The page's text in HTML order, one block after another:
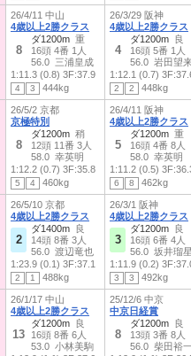
26/4/11 中山
4歳以上2勝クラス
8
ダ1200m 重
16頭 4番 1人
56.0 三浦皇成
1:11.3 (0.8) 3F:37.9
4 3 444kg
26/3/29 阪神
4歳以上2勝クラス
4
ダ1200m 良
16頭 5番 1人
56.0 岩田望
1:12.1 (0.7)
2 2 448kg
26/5/2 京都
京極特別
8
ダ1200m 稍
12頭 11番 3人
58.0 幸英明
1:12.2 (0.7) 3F:35.8
5 4 460kg
26/4/11 阪神
4歳以上2勝クラス
5
ダ1200m 重
16頭 4番 8人
58.0 幸英明
1:11.2 (0.5)
6 8 462kg
26/5/10 京都
4歳以上2勝クラス
2
ダ1400m 良
14頭 8番 3人
56.0 渡辺竜也
1:23.9 (0.1) 3F:37.1
2 1 488kg
26/3/1 阪神
4歳以上2勝クラス
3
ダ1200m 良
16頭 6番 4人
56.0 坂井瑠
1:11.9 (0.2)
3 3 492kg
26/1/17 中山
4歳以上2勝クラス
13
ダ1200m 良
16頭 8番 6人
53.0 小林美駒
25/12/6 中京
中京日経賞
8
ダ1200m 良
13頭 3番 8人
56.0 柴田裕